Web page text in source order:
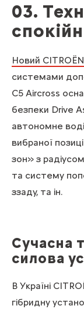
03.
Новий
системами
C5 Aircross
безпеки Drive
автономне
вибраної
зон» з
та систему
ззаду, та ін.
Сучасна
силова
В Україні
гібридну